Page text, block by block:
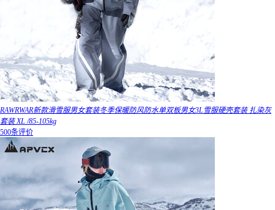
RAWRWAR新款滑雪服男女套装冬季保暖防风防水单双板男女3L雪服硬壳套装 扎染灰
套装 XL /85-105kg
500条评价